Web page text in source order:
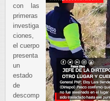
con las
primeras
investiga
ciones,
el cuerpo
presenta
un
estado
de
descomp